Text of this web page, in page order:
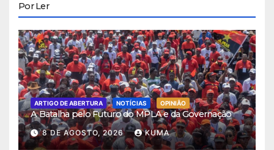
Por Ler
ARTIGO DE ABERTURA NOTÍCIAS OPINIÃO
A Batalha pelo Futuro do MPLA e da Governação
8 DE AGOSTO, 2026 KUMA